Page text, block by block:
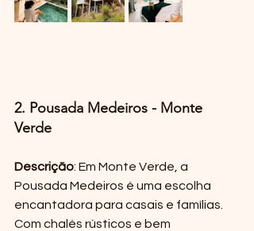
2. Pousada Medeiros - Monte
Verde
Descrição: Em Monte Verde, a
Pousada Medeiros é uma escolha
encantadora para casais e famílias.
Com chalés rústicos e bem